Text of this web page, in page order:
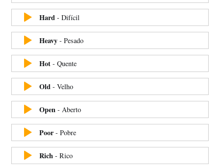
Hard - Difícil
Heavy- Pesado
Hot- Quente
Old - Velho
Open - Aberto
Poor- Pobre
Rich - Rico